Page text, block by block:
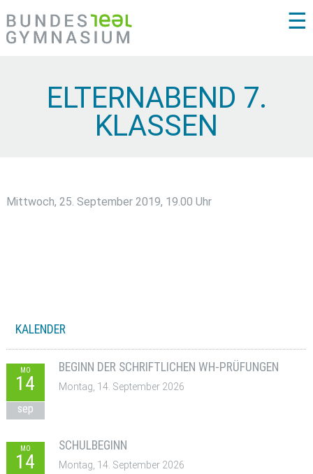
☰
ELTERNABEND 7.
KLASSEN
Mittwoch, 25. September 2019, 19.00 Uhr
KALENDER
MO
14
sep
BEGINN DER SCHRIFTLICHEN WH-PRÜFUNGEN
Montag, 14. September 2026
MO
14
SCHULBEGINN
Montag, 14. September 2026